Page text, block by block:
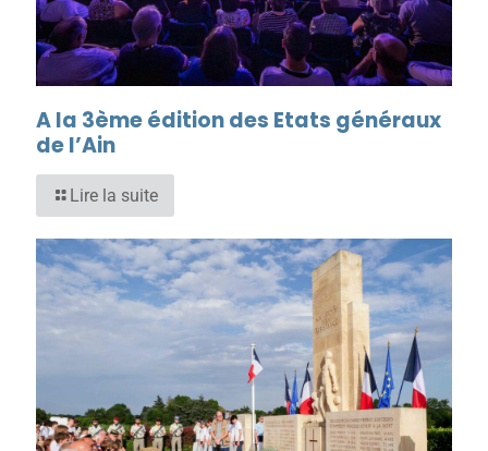
A la 3ème édition des Etats généraux
de l’Ain
Lire la suite